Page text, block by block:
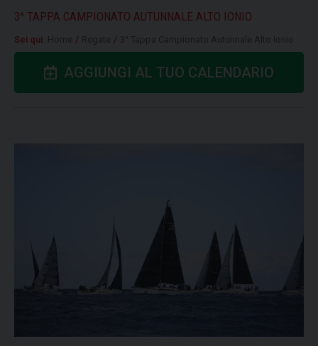
3^ TAPPA CAMPIONATO AUTUNNALE ALTO IONIO
Sei qui: / /
AGGIUNGI AL TUO CALENDARIO